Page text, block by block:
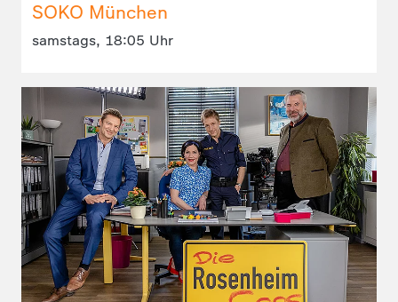
SOKO München
samstags, 18:05 Uhr